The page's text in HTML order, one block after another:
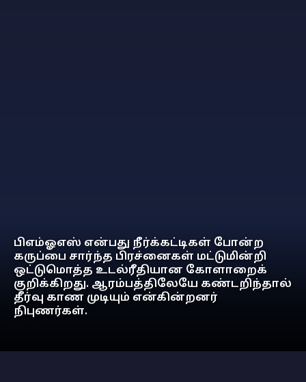
பிஎம்ஓஎஸ் என்பது நீர்க்கட்டிகள் போன்ற
கருப்பை சார்ந்த பிரச்னைகள் மட்டுமின்றி
ஒட்டுமொத்த உடல்ரீதியான கோளாறைக்
குறிக்கிறது. ஆரம்பத்திலேயே கண்டறிந்தால்
தீர்வு காண முடியும் என்கின்றனர்
நிபுணர்கள்.